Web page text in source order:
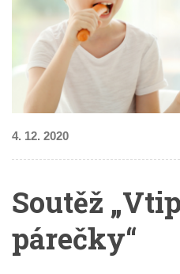
4. 12. 2020
Soutěž
párečky“